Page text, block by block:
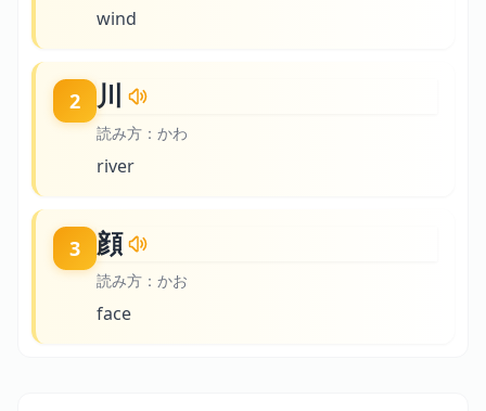
wind
2 川
読み方： かわ
river
3 顔
読み方： かお
face